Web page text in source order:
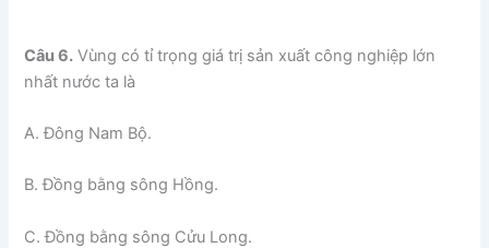
Câu 6. Vùng có tỉ trọng giá trị sản xuất công nghiệp lớn
nhất nước ta là
A. Đông Nam Bộ.
B. Đồng bằng sông Hồng.
C. Đồng bằng sông Cửu Long.